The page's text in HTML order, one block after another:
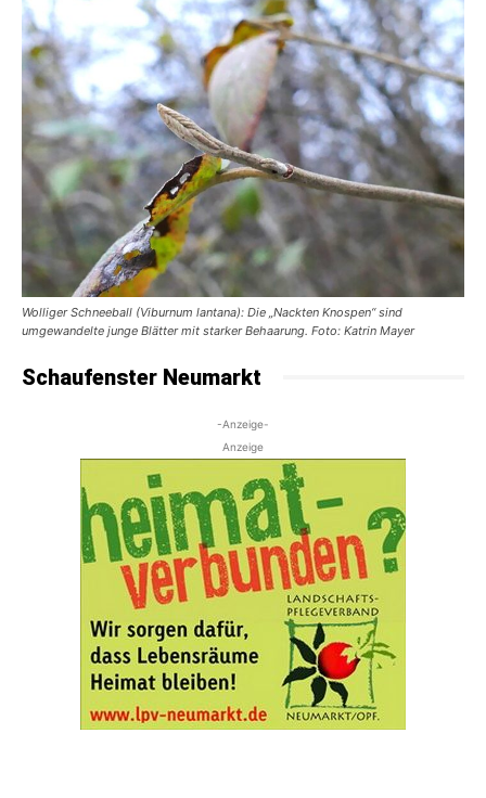
Wolliger Schneeball (Viburnum lantana): Die „Nackten Knospen“ sind
umgewandelte junge Blätter mit starker Behaarung. Foto: Katrin Mayer
Schaufenster Neumarkt
-Anzeige-
Anzeige